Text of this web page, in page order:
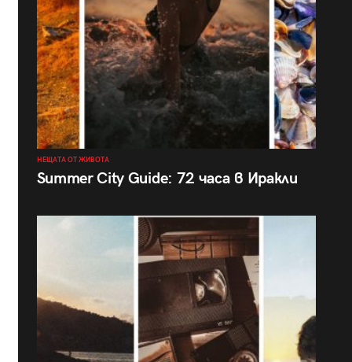
НЕЩАТА ОТ ЖИВОТА
Summer City Guide: 72 часа в Иракли